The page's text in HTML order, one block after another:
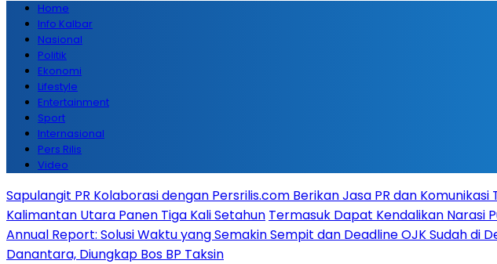
Home
Info Kalbar
Nasional
Politik
Ekonomi
Lifestyle
Entertainment
Sport
Internasional
Pers Rilis
Video
Sapulangit PR Kolaborasi dengan Persrilis.com Berikan Jasa PR dan
Kalimantan Utara Panen Tiga Kali Setahun Termasuk Dapat Kendalikan Narasi
Annual Report: Solusi Waktu yang Semakin Sempit dan Deadline OJK Sudah di
Danantara, Diungkap Bos BP Taksin